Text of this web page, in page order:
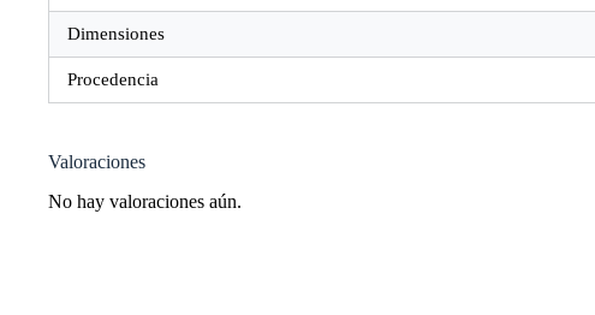
Dimensiones
Procedencia
Valoraciones
No hay valoraciones aún.